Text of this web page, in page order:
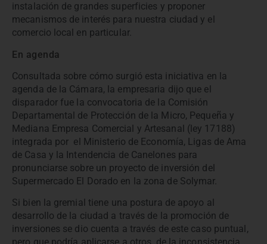
instalación de grandes superficies y proponer
mecanismos de interés para nuestra ciudad y el
comercio local en particular.
En agenda
Consultada sobre cómo surgió esta iniciativa en la
agenda de la Cámara, la empresaria dijo que el
disparador fue la convocatoria de la Comisión
Departamental de Protección de la Micro, Pequeña y
Mediana Empresa Comercial y Artesanal (ley 17188)
integrada por el Ministerio de Economía, Ligas de Ama
de Casa y la Intendencia de Canelones para
pronunciarse sobre un proyecto de inversión del
Supermercado El Dorado en la zona de Solymar.
Si bien la gremial tiene una postura de apoyo al
desarrollo de la ciudad a través de la promoción de
inversiones se dio cuenta a través de este caso puntual,